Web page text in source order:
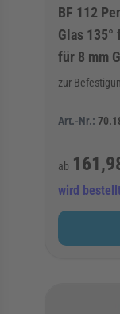
BF 112
Glas 135°
für 8 mm
zur
Art.-Nr.:
ab
wird